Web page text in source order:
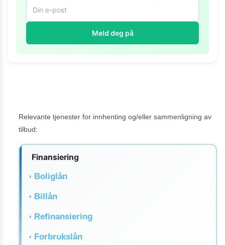
Relevante tjenester for innhenting og/eller sammenligning av
tilbud:
Finansiering
Boliglån
Billån
Refinansiering
Forbrukslån
Meld deg på